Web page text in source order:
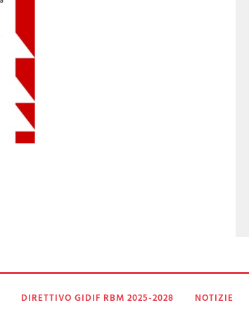
DIRETTIVO GIDIF RBM 2025-2028 NOTIZIE